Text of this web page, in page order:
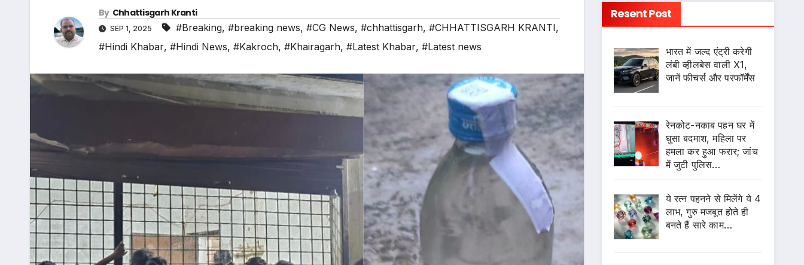
By Chhattisgarh Kranti
SEP 1, 2025 #Breaking, #breaking news, #CG News, #chhattisgarh, #CHHATTISGARH KRANTI,
#Hindi Khabar, #Hindi News, #Kakroch, #Khairagarh, #Latest Khabar, #Latest news
Resent Post
भारत में जल्द एंट्री करेगी
लंबी व्हीलबेस वाली X1,
जानें फीचर्स और परफॉर्मेंस
रेनकोट-नकाब पहन घर में
घुसा बदमाश, महिला पर
हमला कर हुआ फरार; जांच
में जुटी पुलिस…
ये रत्न पहनने से मिलेंगे ये 4
लाभ, गुरु मजबूत होते ही
बनते हैं सारे काम…